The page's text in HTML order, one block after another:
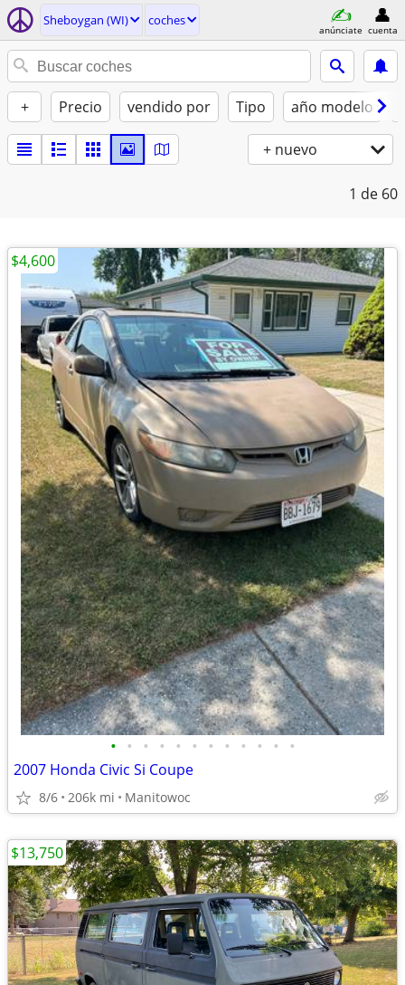
Sheboygan (WI) coches
anúnciate cuenta
+ Precio vendido por Tipo año modelo
+ nuevo
1 de 60
• • • • • • • • • • • •
2007 Honda Civic Si Coupe
8/6 206k mi Manitowoc
$4,600
$13,750